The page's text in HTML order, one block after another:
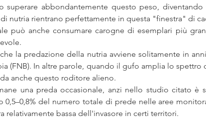
superare abbondantemente questo peso,
nutria rientrano perfettamente in questa "finestra" di
può anche consumare carogne di esemplari più
la predazione della nutria avviene solitamente in
(FNB). In altre parole, quando il gufo amplia lo spettro
anche questo roditore alieno.
una preda occasionale, anzi nello studio citato è
0,5–0,8% del numero totale di prede nelle aree
relativamente bassa dell'invasore in certi territori.